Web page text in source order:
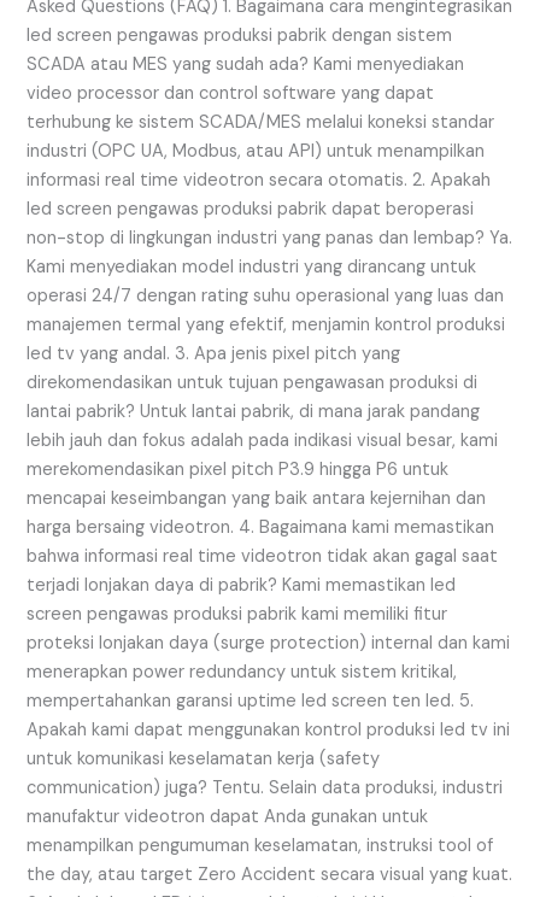
Asked Questions (FAQ) 1. Bagaimana cara mengintegrasikan
led screen pengawas produksi pabrik dengan sistem
SCADA atau MES yang sudah ada? Kami menyediakan
video processor dan control software yang dapat
terhubung ke sistem SCADA/MES melalui koneksi standar
industri (OPC UA, Modbus, atau API) untuk menampilkan
informasi real time videotron secara otomatis. 2. Apakah
led screen pengawas produksi pabrik dapat beroperasi
non-stop di lingkungan industri yang panas dan lembap? Ya.
Kami menyediakan model industri yang dirancang untuk
operasi 24/7 dengan rating suhu operasional yang luas dan
manajemen termal yang efektif, menjamin kontrol produksi
led tv yang andal. 3. Apa jenis pixel pitch yang
direkomendasikan untuk tujuan pengawasan produksi di
lantai pabrik? Untuk lantai pabrik, di mana jarak pandang
lebih jauh dan fokus adalah pada indikasi visual besar, kami
merekomendasikan pixel pitch P3.9 hingga P6 untuk
mencapai keseimbangan yang baik antara kejernihan dan
harga bersaing videotron. 4. Bagaimana kami memastikan
bahwa informasi real time videotron tidak akan gagal saat
terjadi lonjakan daya di pabrik? Kami memastikan led
screen pengawas produksi pabrik kami memiliki fitur
proteksi lonjakan daya (surge protection) internal dan kami
menerapkan power redundancy untuk sistem kritikal,
mempertahankan garansi uptime led screen ten led. 5.
Apakah kami dapat menggunakan kontrol produksi led tv ini
untuk komunikasi keselamatan kerja (safety
communication) juga? Tentu. Selain data produksi, industri
manufaktur videotron dapat Anda gunakan untuk
menampilkan pengumuman keselamatan, instruksi tool of
the day, atau target Zero Accident secara visual yang kuat.